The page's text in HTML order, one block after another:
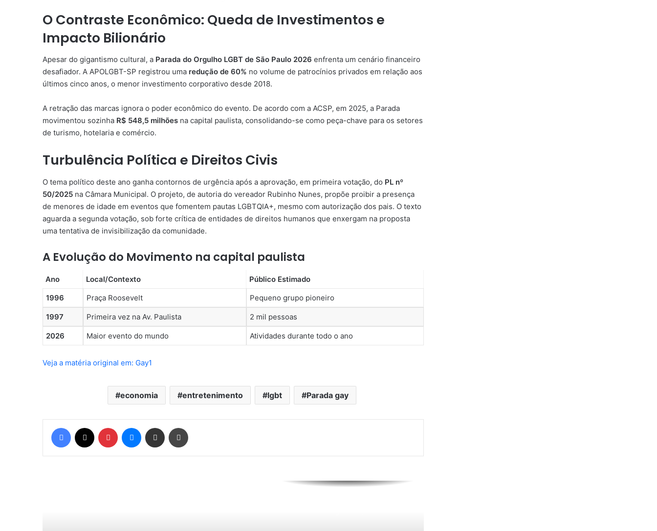
O Contraste Econômico: Queda de Investimentos e
Impacto Bilionário
Apesar do gigantismo cultural, a Parada do Orgulho LGBT de São Paulo 2026 enfrenta um cenário financeiro
desafiador. A APOLGBT-SP registrou uma redução de 60% no volume de patrocínios privados em relação aos
últimos cinco anos, o menor investimento corporativo desde 2018.
A retração das marcas ignora o poder econômico do evento. De acordo com a ACSP, em 2025, a Parada
movimentou sozinha R$ 548,5 milhões na capital paulista, consolidando-se como peça-chave para os setores
de turismo, hotelaria e comércio.
Turbulência Política e Direitos Civis
O tema político deste ano ganha contornos de urgência após a aprovação, em primeira votação, do PL nº
50/2025 na Câmara Municipal. O projeto, de autoria do vereador Rubinho Nunes, propõe proibir a presença
de menores de idade em eventos que fomentem pautas LGBTQIA+, mesmo com autorização dos pais. O texto
aguarda a segunda votação, sob forte crítica de entidades de direitos humanos que enxergam na proposta
uma tentativa de invisibilização da comunidade.
A Evolução do Movimento na capital paulista
Ano Local/Contexto
Público Estimado
1996
Praça Roosevelt Pequeno grupo pioneiro
1997 Primeira vez na Av. Paulista 2 mil pessoas
2026 Maior evento do mundo Atividades durante todo o ano
Veja a matéria original em: Gay1
economia entretenimento lgbt Parada gay
Loquinha: TV Globo lança série
vertical de Três Graças com Alanis
Guillen
Michael: Filme estreia no Brasil com
atuação épica de Jaafar Jackson
impacto social
artista que une Indie Pop e
BBB 26: Jordana processa autores